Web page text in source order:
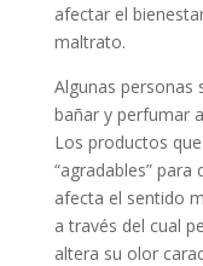
afectar el
maltrato.
Algunas personas
bañar y perfumar
Los productos
“agradables”
afecta el sentido
a través del cual
altera su olor